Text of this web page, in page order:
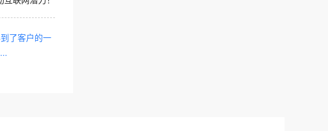
了客户的一